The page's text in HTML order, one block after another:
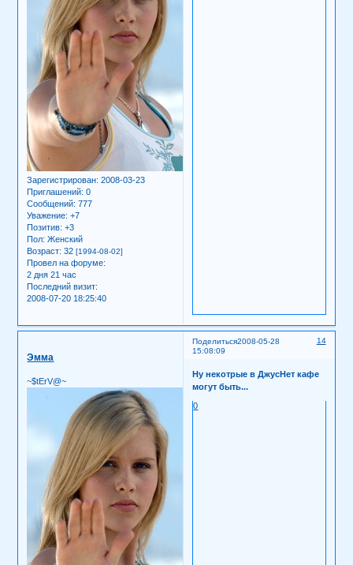
Зарегистрирован: 2008-03-23
Приглашений: 0
Сообщений: 777
Уважение: +7
Позитив: +3
Пол: Женский
Возраст: 32[1994-08-02]
Провел на форуме:
2 дня 21 час
Последний визит:
2008-07-20 18:25:40
Поделиться 14
2008-05-28
15:08:09
Эмма
~$tErV@~
Ну некотрые в ДжусНет кафе
могут быть...
0